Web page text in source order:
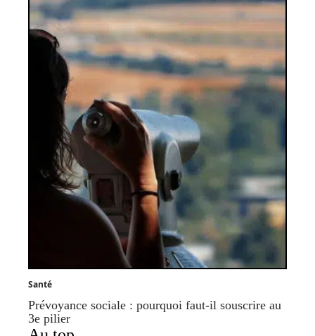
Santé
Prévoyance sociale : pourquoi faut-il souscrire au
3e pilier